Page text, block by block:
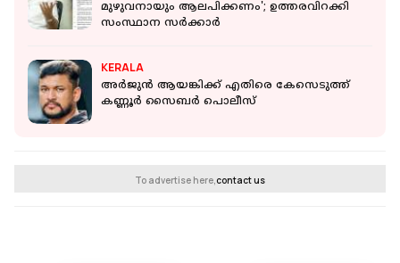
മുഴുവനായും ആലപിക്കണം'; ഉത്തരവിറക്കി
സംസ്ഥാന സർക്കാർ
KERALA
അര്‍ജുന്‍ ആയങ്കിക്ക് എതിരെ കേസെടുത്ത്
കണ്ണൂര്‍ സൈബര്‍ പൊലീസ്
To advertise here,contact us